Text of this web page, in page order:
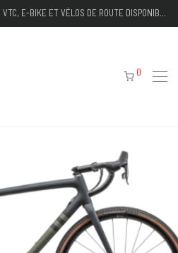
ET VÉLOS DE ROUTE DISPONIBLES IMMÉDIATEMENT
0